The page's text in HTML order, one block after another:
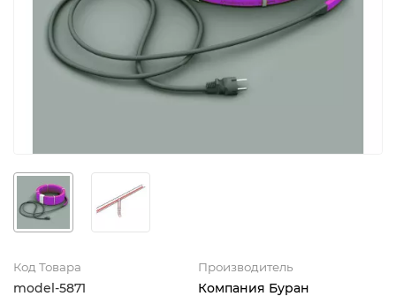
Код Товара
model-5871
Производитель
Компания Буран